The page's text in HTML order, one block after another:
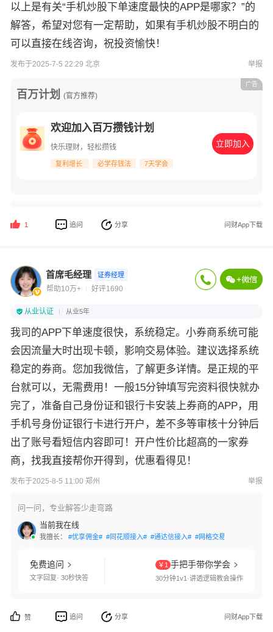
以上是有关“手机炒股下单速度最快的APP是哪家？”的
解答，希望对您有一定帮助，如果有手机炒股不明白的
可以直接在线咨询，祝投资愉快！
发布于2025-7-5 22:29 北京 举报
百万计划 (官方推荐)
欢迎加入百万攒钱计划
快乐理财，轻松攒钱
复利增长 必学存钱法 7天学会
立即加入
广告
1 追问 分享 问财App下载
首席毛经理 证券经理
帮助10万+ 好评1690
从业认证 从业5年
我司的APP下单速度很快，系统稳定。小券商系统可能
会因流量大时出现卡顿，影响交易体验。建议选择系统
稳定的券商。您加我微信，了解更多详情。是正规的平
台就可以，无需费用！一般15分钟填写完资料很快就办
完了，准备自己身份证和银行卡安装上券商的APP，用
手机号身份证银行卡进行开户，差不多等审核十分钟后
出了账号看短信内容即可！开户性价比超高的一家券
商，找我直接帮你开得到，优惠看得见！
发布于2025-8-5 11:00 郑州 举报
问一问，专业解答少走弯路
当前我在线
我擅长： #优享佣金# #同花顺接入# #通达信接入# #网格交易#
免费追问
文字回复· 30秒快答
￥1 手把手带你学会
30分钟1v1·讲透逻辑教会操作
赞 追问 分享 问财App下载